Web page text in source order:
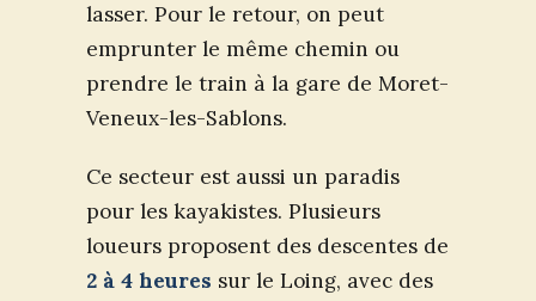
lasser. Pour le retour, on peut
emprunter le même chemin ou
prendre le train à la gare de Moret-
Veneux-les-Sablons.
Ce secteur est aussi un paradis
pour les kayakistes. Plusieurs
loueurs proposent des descentes de
2 à 4 heures sur le Loing, avec des